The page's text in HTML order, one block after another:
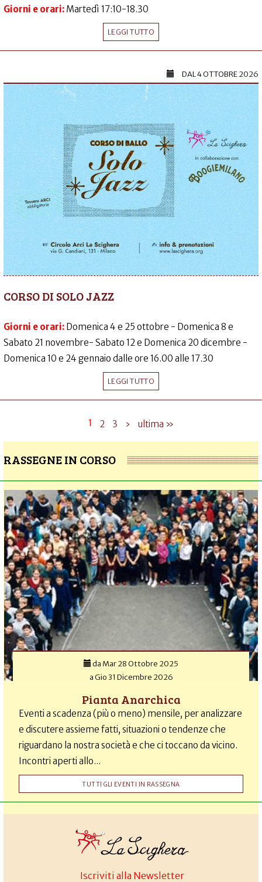
Giorni e orari: Martedì 17:10-18.30
LEGGI TUTTO
DAL4 OTTOBRE 2026
CORSO DI SOLO JAZZ
Giorni e orari: Domenica 4 e 25 ottobre - Domenica 8 e
Sabato 21 novembre- Sabato 12 e Domenica 20 dicembre -
Domenica 10 e 24 gennaio dalle ore 16.00 alle 17.30
LEGGI TUTTO
1 2 3 › ultima »
RASSEGNE IN CORSO
da Mar 28 Ottobre 2025
aGio 31 Dicembre 2026
Pianta Anarchica
Eventi a scadenza (più o meno) mensile, per analizzare
e discutere assieme fatti, situazioni o tendenze che
riguardano la nostra società e che ci toccano da vicino.
Incontri aperti allo...
TUTTI GLI EVENTI IN RASSEGNA
Iscriviti alla Newsletter